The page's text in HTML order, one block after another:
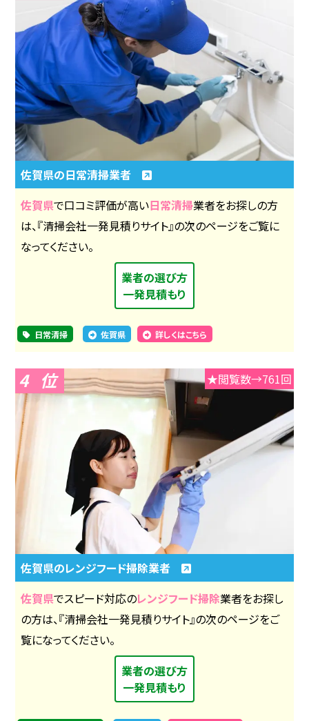
佐賀県の日常清掃業者
佐賀県で口コミ評価が高い日常清掃業者をお探しの方
は、『清掃会社一発見積りサイト』の次のページをご覧に
なってください。
業者の選び方
一発見積もり
日常清掃 佐賀県 詳しくはこちら
4 ★閲覧数→761回
佐賀県のレンジフード掃除業者
佐賀県でスピード対応のレンジフード掃除業者をお探し
の方は、『清掃会社一発見積りサイト』の次のページをご
覧になってください。
業者の選び方
一発見積もり